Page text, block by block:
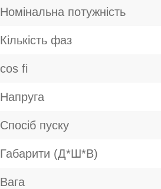
Номінальна потужність
Кількість фаз
cos fi
Напруга
Спосіб пуску
Габарити (Д*Ш*В)
Вага